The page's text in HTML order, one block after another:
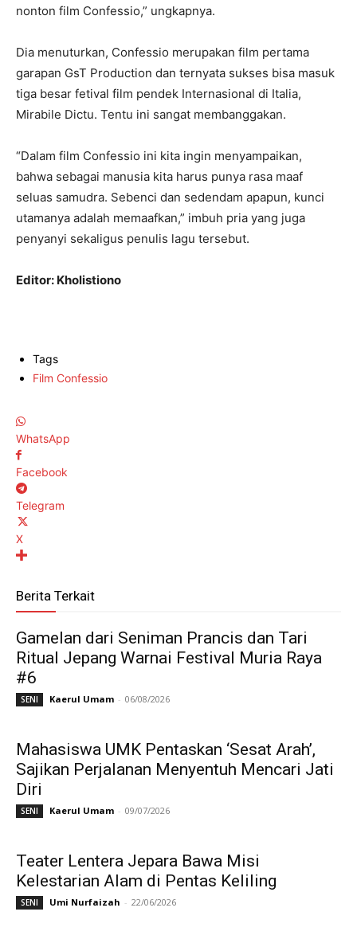
nonton film Confessio,” ungkapnya.
Dia menuturkan, Confessio merupakan film pertama
garapan GsT Production dan ternyata sukses bisa masuk
tiga besar fetival film pendek Internasional di Italia,
Mirabile Dictu. Tentu ini sangat membanggakan.
“Dalam film Confessio ini kita ingin menyampaikan,
bahwa sebagai manusia kita harus punya rasa maaf
seluas samudra. Sebenci dan sedendam apapun, kunci
utamanya adalah memaafkan,” imbuh pria yang juga
penyanyi sekaligus penulis lagu tersebut.
Editor: Kholistiono
Tags
Film Confessio
WhatsApp
Facebook
Telegram
X
Berita Terkait
Gamelan dari Seniman Prancis dan Tari
Ritual Jepang Warnai Festival Muria Raya
#6
SENI Kaerul Umam - 06/08/2026
Mahasiswa UMK Pentaskan ‘Sesat Arah’,
Sajikan Perjalanan Menyentuh Mencari Jati
Diri
SENI Kaerul Umam - 09/07/2026
Teater Lentera Jepara Bawa Misi
Kelestarian Alam di Pentas Keliling
SENI Umi Nurfaizah - 22/06/2026